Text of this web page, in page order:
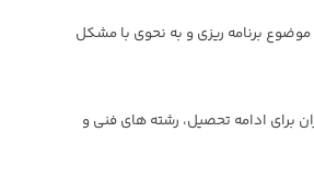
برنامه ریزی و به نحوی با مشکل
مهارت، آموزش های فنی و حرفه ای اهمیت زیادی یافته، اما بررسی ها نشان می دهد تنها 20.2 درصد دانش آموزان برای ادامه تحصیل، رشته های فنی و